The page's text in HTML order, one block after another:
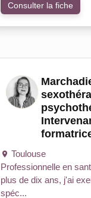
Consulter la fiche
Toulouse
Professionnelle en
plus de dix ans, j'ai
spéc...